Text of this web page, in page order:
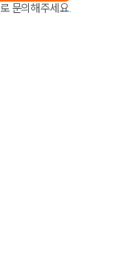
로 문의해주세요.